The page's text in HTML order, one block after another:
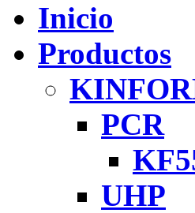
Inicio
Productos
PCR
UHP